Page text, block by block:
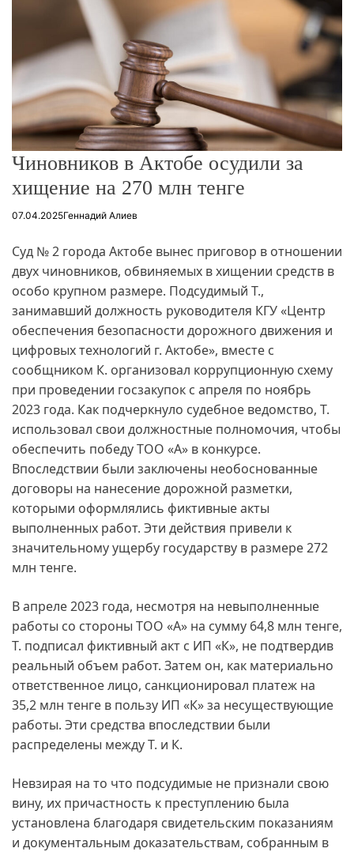
Чиновников в Актобе осудили за
хищение на 270 млн тенге
07.04.2025Геннадий Алиев
Суд № 2 города Актобе вынес приговор в отношении
двух чиновников, обвиняемых в хищении средств в
особо крупном размере. Подсудимый Т.,
занимавший должность руководителя КГУ «Центр
обеспечения безопасности дорожного движения и
цифровых технологий г. Актобе», вместе с
сообщником К. организовал коррупционную схему
при проведении госзакупок с апреля по ноябрь
2023 года. Как подчеркнуло судебное ведомство, Т.
использовал свои должностные полномочия, чтобы
обеспечить победу ТОО «А» в конкурсе.
Впоследствии были заключены необоснованные
договоры на нанесение дорожной разметки,
которыми оформлялись фиктивные акты
выполненных работ. Эти действия привели к
значительному ущербу государству в размере 272
млн тенге.
В апреле 2023 года, несмотря на невыполненные
работы со стороны ТОО «А» на сумму 64,8 млн тенге,
Т. подписал фиктивный акт с ИП «К», не подтвердив
реальный объем работ. Затем он, как материально
ответственное лицо, санкционировал платеж на
35,2 млн тенге в пользу ИП «К» за несуществующие
работы. Эти средства впоследствии были
распределены между Т. и К.
Невзирая на то что подсудимые не признали свою
вину, их причастность к преступлению была
установлена благодаря свидетельским показаниям
и документальным доказательствам, собранным в